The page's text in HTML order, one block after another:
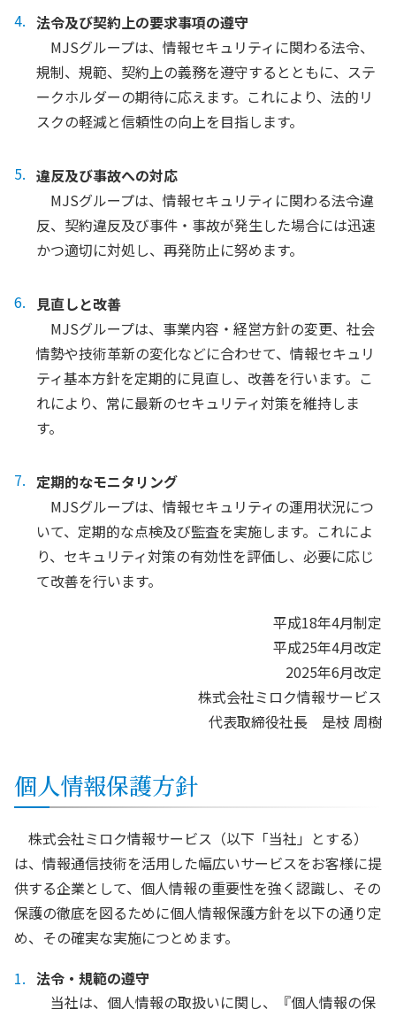
法令及び契約上の要求事項の遵守
MJSグループは、情報セキュリティに関わる法令、
規制、規範、契約上の義務を遵守するとともに、ステ
ークホルダーの期待に応えます。これにより、法的リ
スクの軽減と信頼性の向上を目指します。
違反及び事故への対応
MJSグループは、情報セキュリティに関わる法令違
反、契約違反及び事件・事故が発生した場合には迅速
かつ適切に対処し、再発防止に努めます。
見直しと改善
MJSグループは、事業内容・経営方針の変更、社会
情勢や技術革新の変化などに合わせて、情報セキュリ
ティ基本方針を定期的に見直し、改善を行います。こ
れにより、常に最新のセキュリティ対策を維持しま
す。
定期的なモニタリング
MJSグループは、情報セキュリティの運用状況につ
いて、定期的な点検及び監査を実施します。これによ
り、セキュリティ対策の有効性を評価し、必要に応じ
て改善を行います。
平成18年4月制定
平成25年4月改定
2025年6月改定
株式会社ミロク情報サービス
代表取締役社長 是枝 周樹
個人情報保護方針
株式会社ミロク情報サービス（以下「当社」とする）
は、情報通信技術を活用した幅広いサービスをお客様に提
供する企業として、個人情報の重要性を強く認識し、その
保護の徹底を図るために個人情報保護方針を以下の通り定
め、その確実な実施につとめます。
法令・規範の遵守
当社は、個人情報の取扱いに関し、『個人情報の保